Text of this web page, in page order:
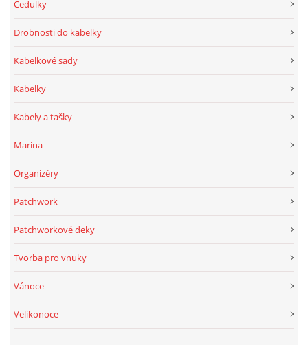
Cedulky
Drobnosti do kabelky
Kabelkové sady
Kabelky
Kabely a tašky
Marina
Organizéry
Patchwork
Patchworkové deky
Tvorba pro vnuky
Vánoce
Velikonoce